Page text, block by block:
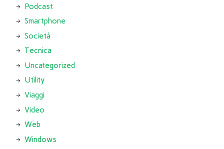
Podcast
Smartphone
Società
Tecnica
Uncategorized
Utility
Viaggi
Video
Web
Windows